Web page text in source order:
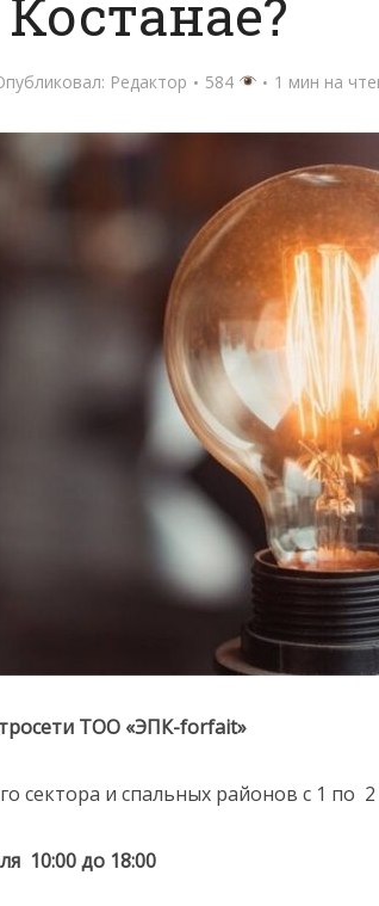
Редактор 584 1 мин на
ТОО «ЭПК-forfait»
сектора и спальных районов с 1 по
10:00 до 18:00